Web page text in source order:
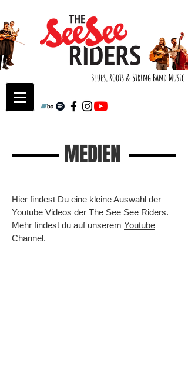
Blues, Roots & String Band Music
MEDIEN
Hier findest Du eine kleine Auswahl der
Youtube Videos der The See See Riders.
Mehr findest du auf unserem Youtube
Channel.